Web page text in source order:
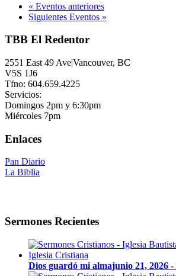
« Eventos anteriores
Siguientes Eventos »
TBB El Redentor
2551 East 49 Ave|Vancouver, BC
V5S 1J6
Tfno: 604.659.4225
Servicios:
Domingos 2pm y 6:30pm
Miércoles 7pm
Enlaces
Pan Diario
La Biblia
Sermones Recientes
Dios guardó mi almajunio 21, 2026